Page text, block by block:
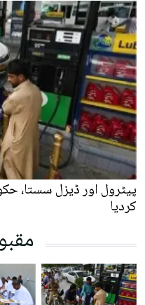
پیٹرول اور ڈیزل سستا،
کردیا